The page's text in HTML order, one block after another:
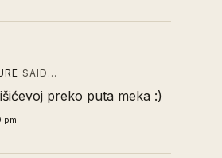
SAID…
preko puta meka :)
pm